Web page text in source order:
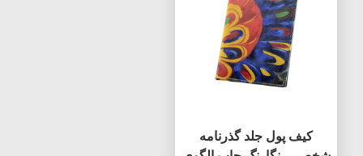
کیف پول جلد گذرنامه